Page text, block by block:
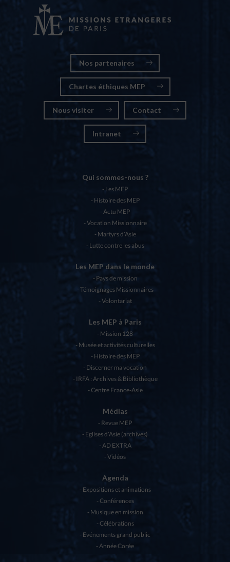
Nos partenaires
Chartes éthiques MEP
Nous visiter Contact
Intranet
Qui sommes-nous ?
Les MEP
Histoire des MEP
Actu MEP
Vocation Missionnaire
Martyrs d’Asie
Lutte contre les abus
Les MEP dans le monde
Pays de mission
Témoignages Missionnaires
Volontariat
Les MEP à Paris
Mission 128
Musée et activités culturelles
Histoire des MEP
Discerner ma vocation
IRFA : Archives & Bibliothèque
Centre France-Asie
Médias
Revue MEP
Eglises d’Asie (archives)
AD EXTRA
Vidéos
Agenda
Expositions et animations
Conférences
Musique en mission
Célébrations
Evénements grand public
Année Corée